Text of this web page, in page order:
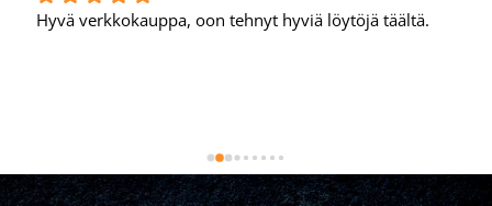
Hyvä verkkokauppa, oon tehnyt hyviä löytöjä täältä.